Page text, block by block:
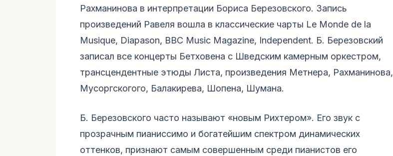
Рахманинова в интерпретации Бориса Березовского. Запись
произведений Равеля вошла в классические чарты Le Monde de la
Musique, Diapason, BBC Music Magazine, Independent. Б. Березовский
записал все концерты Бетховена с Шведским камерным оркестром,
трансцендентные этюды Листа, произведения Метнера, Рахманинова,
Мусоргскогого, Балакирева, Шопена, Шумана.
Б. Березовского часто называют «новым Рихтером». Его звук с
прозрачным пианиссимо и богатейшим спектром динамических
оттенков, признают самым совершенным среди пианистов его